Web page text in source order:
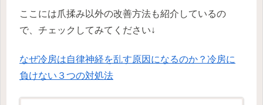
ここには爪揉み以外の改善方法も紹介しているの
で、チェックしてみてください↓
なぜ冷房は自律神経を乱す原因になるのか？冷房に
負けない３つの対処法